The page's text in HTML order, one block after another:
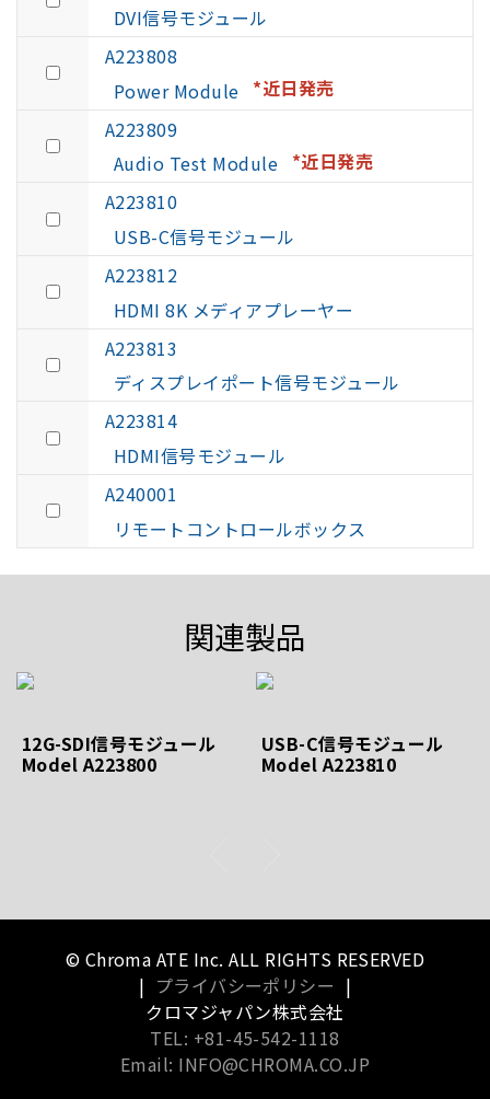
DVI信号モジュール
A223808
Power Module *近日発売
A223809
Audio Test Module *近日発売
A223810
USB-C信号モジュール
A223812
HDMI 8K メディアプレーヤー
A223813
ディスプレイポート信号モジュール
A223814
HDMI信号モジュール
A240001
リモートコントロールボックス
関連製品
12G-SDI信号モジュール
Model A223800
USB-C信号モジュール
Model A223810
© Chroma ATE Inc. ALL RIGHTS RESERVED
| プライバシーポリシー |
クロマジャパン株式会社
TEL: +81-45-542-1118
Email: INFO@CHROMA.CO.JP